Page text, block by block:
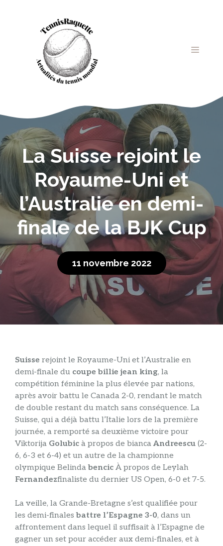
MENU
La Suisse rejoint le
Royaume-Uni et
l’Australie en demi-
finale de la BJK Cup
11 novembre 2022
Suisse rejoint le Royaume-Uni et l’Australie en
demi-finale du coupe billie jean king, la
compétition féminine la plus élevée par nations,
après avoir battu le Canada 2-0, rendant le match
de double restant du match sans conséquence. La
Suisse, qui a déjà battu l’Italie lors de la première
journée, a remporté sa deuxième victoire pour
Viktorija Golubic à propos de bianca Andreescu (2-
6, 6-3 et 6-4) et un autre de la championne
olympique Belindabencic À propos de Leylah
Fernandezfinaliste du dernier US Open, 6-0 et 7-5.
La veille, la Grande-Bretagne s’est qualifiée pour
les demi-finalesbattre l’Espagne 3-0, dans un
affrontement dans lequel il suffisait à l’Espagne de
gagner un set pour accéder aux demi-finales, et à